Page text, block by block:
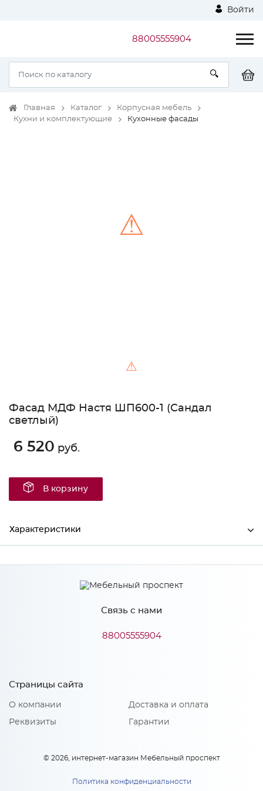
Войти
88005555904
Главная Каталог
Корпусная мебель
Кухни и комплектующие
Кухонные фасады
⚠
⚠
Фасад МДФ Настя ШП600-1 (Сандал
светлый)
6 520 руб.
В корзину
Характеристики
Производитель МиФ
Связь с нами
88005555904
Страницы сайта
О компании
Реквизиты
Доставка и оплата
Гарантии
© 2026, интернет-магазин Мебельный проспект
Политика конфиденциальности